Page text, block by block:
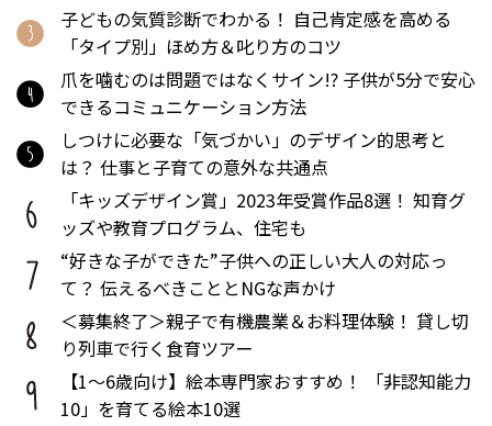
子どもの気質診断でわかる！ 自己肯定感を高める
「タイプ別」ほめ方＆叱り方のコツ
爪を噛むのは問題ではなくサイン!? 子供が5分で安心
できるコミュニケーション方法
しつけに必要な「気づかい」のデザイン的思考と
は？ 仕事と子育ての意外な共通点
「キッズデザイン賞」2023年受賞作品8選！ 知育グ
ッズや教育プログラム、住宅も
“好きな子ができた”子供への正しい大人の対応っ
て？ 伝えるべきこととNGな声かけ
＜募集終了＞親子で有機農業＆お料理体験！ 貸し切
り列車で行く食育ツアー
【1～6歳向け】絵本専門家おすすめ！ 「非認知能力
10」を育てる絵本10選